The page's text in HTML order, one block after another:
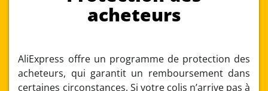
acheteurs
AliExpress offre un programme de protection des
acheteurs, qui garantit un remboursement dans
certaines circonstances. Si votre colis n’arrive pas à